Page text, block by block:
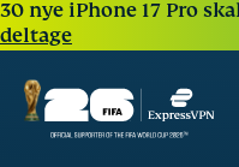
30 nye iPhone 17 Pro
deltage